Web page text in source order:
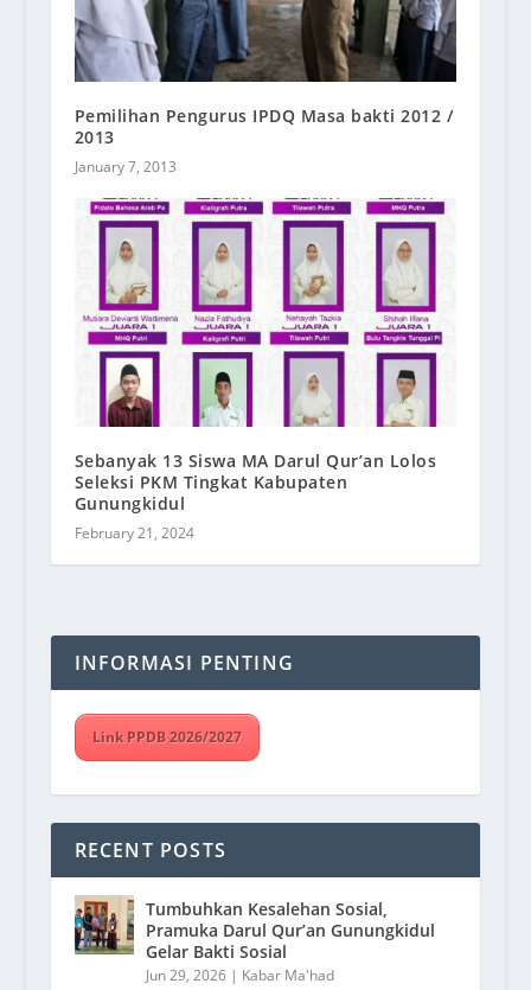
Pemilihan Pengurus IPDQ Masa bakti 2012 /
2013
January 7, 2013
Sebanyak 13 Siswa MA Darul Qur’an Lolos
Seleksi PKM Tingkat Kabupaten
Gunungkidul
February 21, 2024
INFORMASI PENTING
Link PPDB 2026/2027
RECENT POSTS
Tumbuhkan Kesalehan Sosial,
Pramuka Darul Qur’an Gunungkidul
Gelar Bakti Sosial
Jun 29, 2026| Kabar Ma'had